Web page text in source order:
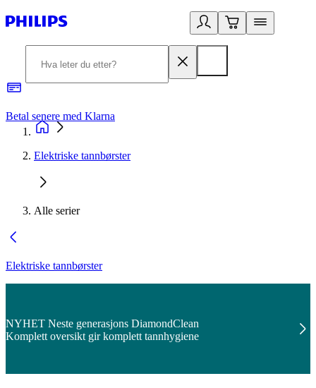
Betal senere med Klarna
Elektriske tannbørster
Alle serier
Elektriske tannbørster
NYHET Neste generasjons DiamondClean
Komplett oversikt gir komplett tannhygiene